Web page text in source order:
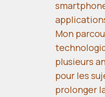
Mon
plusieurs
pour les
prolonger